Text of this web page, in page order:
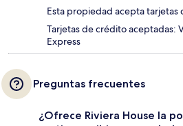
Esta propiedad acepta
Tarjetas de crédito aceptadas:
Express
Preguntas frecuentes
¿Ofrece Riviera House la